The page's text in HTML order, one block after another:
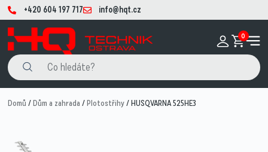
+420 604 197 717 info@hqt.cz
0
Domů /Dům a zahrada /Plotostřihy/ HUSQVARNA 525HE3